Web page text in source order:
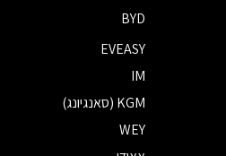
BYD
EVEASY
IM
KGM (סאנגיונג)
WEY